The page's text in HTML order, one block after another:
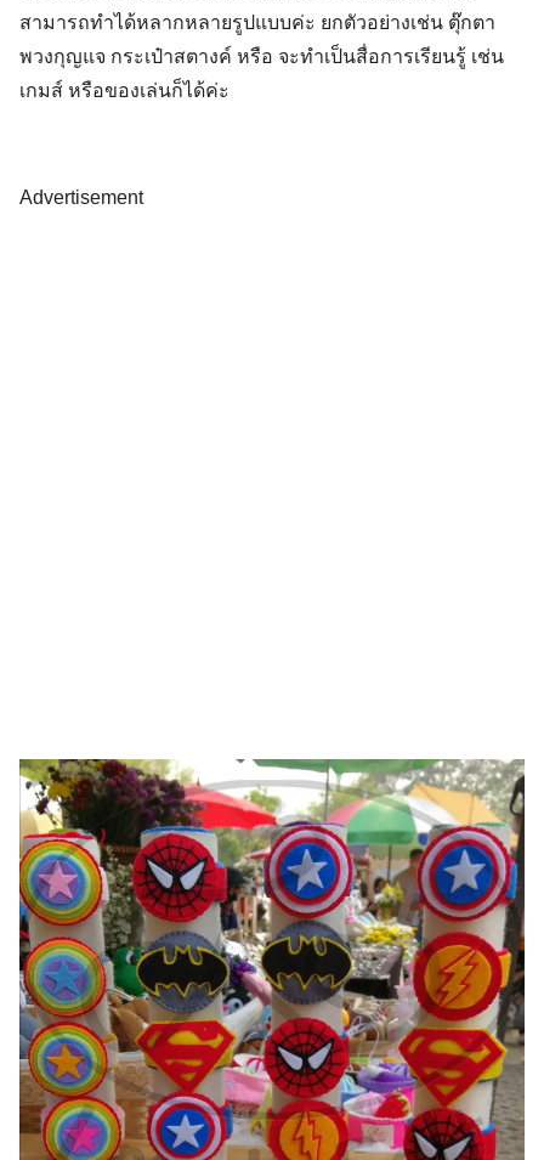
สามารถทำได้หลากหลายรูปแบบค่ะ ยกตัวอย่างเช่น ตุ๊กตา
พวงกุญแจ กระเป๋าสตางค์ หรือ จะทำเป็นสื่อการเรียนรู้ เช่น
เกมส์ หรือของเล่นก็ได้ค่ะ
Advertisement